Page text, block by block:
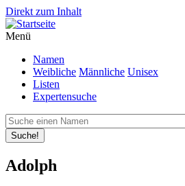
Direkt zum Inhalt
Menü
Namen
Weibliche Männliche Unisex
Listen
Expertensuche
Suche!
Adolph